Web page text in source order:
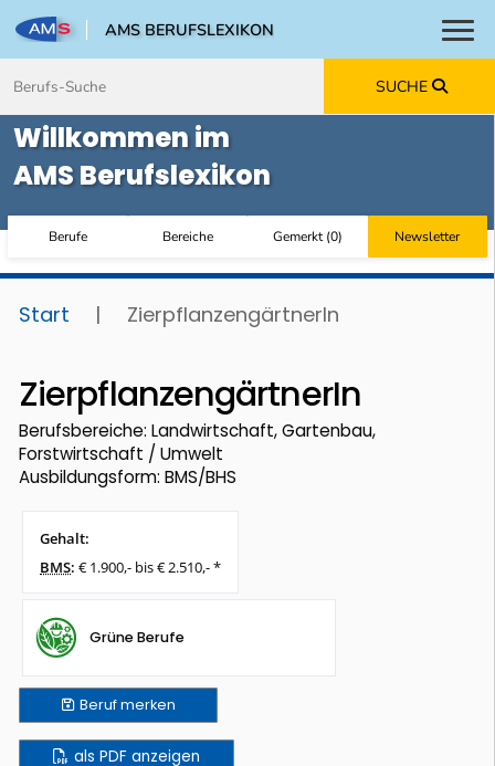
AMS BERUFSLEXIKON
SUCHE
Willkommen im
AMS Berufslexikon
Berufe Bereiche Gemerkt(0) Newsletter
Start | ZierpflanzengärtnerIn
ZierpflanzengärtnerIn
Berufsbereiche: Landwirtschaft, Gartenbau,
Forstwirtschaft / Umwelt
Ausbildungsform: BMS/BHS
Gehalt:
BMS: € 1.900,- bis € 2.510,- *
Grüne Berufe
Berufmerken
als PDF anzeigen